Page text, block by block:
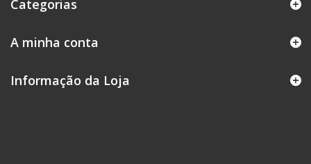
Categorias
A minha conta
Informação da Loja